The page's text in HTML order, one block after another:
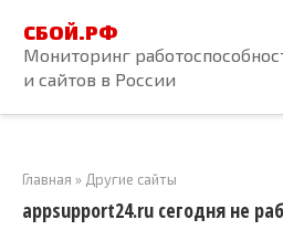
контенту
СБОЙ.РФ
Мониторинг
и сайтов в России
Главная » Другие сайты
appsupport24.ru сегодня не